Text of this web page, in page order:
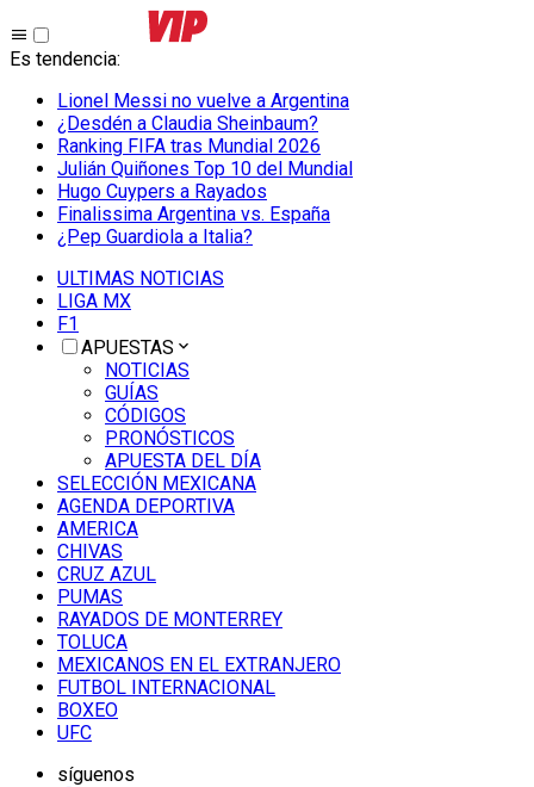
Es tendencia:
Lionel Messi no vuelve a Argentina
¿Desdén a Claudia Sheinbaum?
Ranking FIFA tras Mundial 2026
Julián Quiñones Top 10 del Mundial
Hugo Cuypers a Rayados
Finalissima Argentina vs. España
¿Pep Guardiola a Italia?
ULTIMAS NOTICIAS
LIGA MX
F1
APUESTAS
NOTICIAS
GUÍAS
CÓDIGOS
PRONÓSTICOS
APUESTA DEL DÍA
SELECCIÓN MEXICANA
AGENDA DEPORTIVA
AMERICA
CHIVAS
CRUZ AZUL
PUMAS
RAYADOS DE MONTERREY
TOLUCA
MEXICANOS EN EL EXTRANJERO
FUTBOL INTERNACIONAL
BOXEO
UFC
síguenos